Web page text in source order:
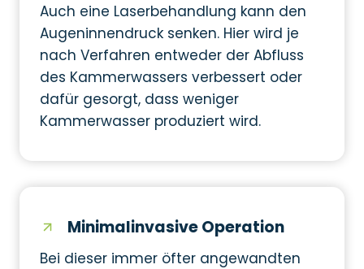
Auch eine Laserbehandlung kann den
Augeninnendruck senken. Hier wird je
nach Verfahren entweder der Abfluss
des Kammerwassers verbessert oder
dafür gesorgt, dass weniger
Kammerwasser produziert wird.
Minimalinvasive Operation
Bei dieser immer öfter angewandten